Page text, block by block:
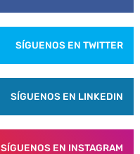
SÍGUENOS EN TWITTER
SÍGUENOS EN LINKEDIN
SÍGUENOS EN INSTAGRAM